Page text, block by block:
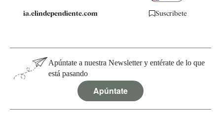
ia.elindependiente.com Suscríbete
Apúntate a nuestra Newsletter y entérate de lo que
está pasando
Apúntate